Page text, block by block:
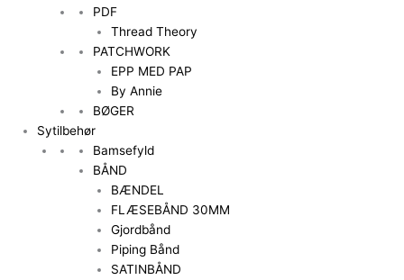
PDF
Thread Theory
PATCHWORK
EPP MED PAP
By Annie
BØGER
Sytilbehør
Bamsefyld
BÅND
BÆNDEL
FLÆSEBÅND 30MM
Gjordbånd
Piping Bånd
SATINBÅND